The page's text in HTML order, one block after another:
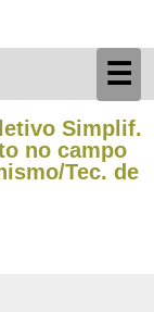
☰
Simplif.
no campo
Tec. de